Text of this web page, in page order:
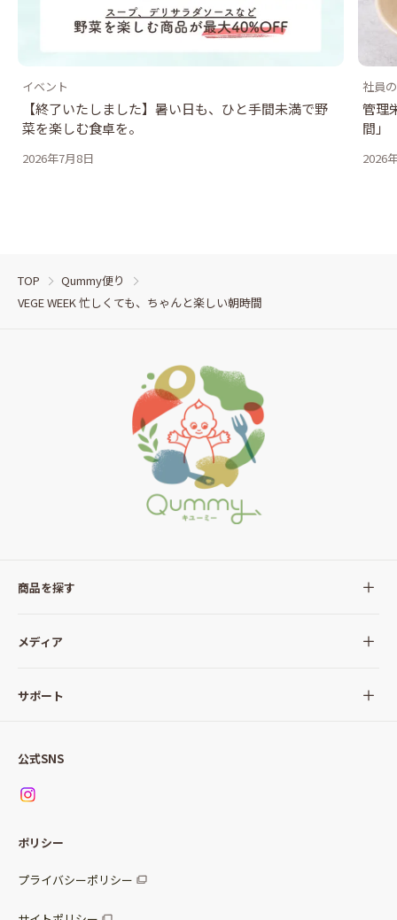
イベント
【終了いたしました】暑い日も、ひと手間未満で野
菜を楽しむ食卓を。
2026年7月8日
社員
管理
間」
2026
TOP
Qummy便り
VEGE WEEK 忙しくても、ちゃんと楽しい朝時間
商品を探す
全ての商品
サラダ
パッケージサラダ
惣菜サラダ
調味料
メディア
Qummy(キユーミー)について
サポート
お問い合わせ
公式SNS
ポリシー
プライバシーポリシー